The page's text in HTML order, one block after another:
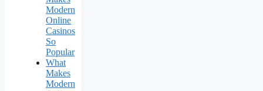
Modern
Online
Casinos
So
Popular
What
Makes
Modern